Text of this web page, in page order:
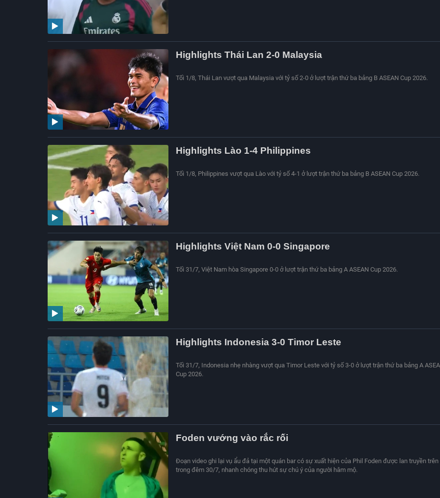
Highlights Thái Lan 2-0 Malaysia
Tối 1/8, Thái Lan vượt qua Malaysia với tỷ số 2-0 ở lượt trận thứ ba bảng B ASEAN Cup 2026.
Highlights Lào 1-4 Philippines
Tối 1/8, Philippines vượt qua Lào với tỷ số 4-1 ở lượt trận thứ ba bảng B ASEAN Cup 2026.
Highlights Việt Nam 0-0 Singapore
Tối 31/7, Việt Nam hòa Singapore 0-0 ở lượt trận thứ ba bảng A ASEAN Cup 2026.
Highlights Indonesia 3-0 Timor Leste
Tối 31/7, Indonesia nhẹ nhàng vượt qua Timor Leste với tỷ số 3-0 ở lượt trận thứ ba bảng A
Cup 2026.
Foden vướng vào rắc rối
Đoạn video ghi lại vụ ẩu đả tại một quán bar có sự xuất hiện của Phil Foden được lan truyền trên
trong đêm 30/7, nhanh chóng thu hút sự chú ý của người hâm mộ.